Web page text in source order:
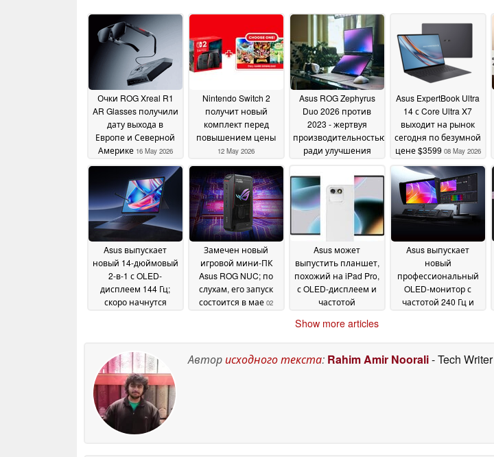
Очки ROG Xreal R1
AR Glasses получили
дату выхода в
Европе и Северной
Америке 16 May 2026
Nintendo Switch 2
получит новый
комплект перед
повышением цены
12 May 2026
Asus ROG Zephyrus
Duo 2026 против
2023 - жертвуя
производительностью
ради улучшения
Asus ExpertBook Ultra
14 с Core Ultra X7
выходит на рынок
сегодня по безумной
цене $3599 08 May 2026
Asus выпускает
новый 14-дюймовый
2-в-1 с OLED-
дисплеем 144 Гц;
скоро начнутся
Замечен новый
игровой мини-ПК
Asus ROG NUC; по
слухам, его запуск
состоится в мае 02
Asus может
выпустить планшет,
похожий на iPad Pro,
с OLED-дисплеем и
частотой
April 2026
Asus выпускает
новый
профессиональный
OLED-монитор с
частотой 240 Гц и
Show more articles
Авторисходного текста: Rahim Amir Noorali- Tech Writer